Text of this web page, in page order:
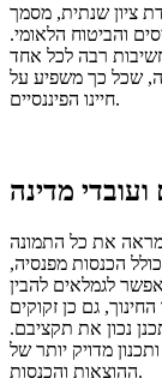
106 הוא מעין נקודת ציון שנתית, מסמך
והביטוח הלאומי.
רבה לכל אחד
שכל כך משפיע על
חיינו הפיננסיים.
מראה את כל התמונה
הכנסות מפנסיה,
לגמלאים להבין
גם כן זקוקים
נכון את תקציבם.
מדויק יותר של
ההוצאות והכנסות.